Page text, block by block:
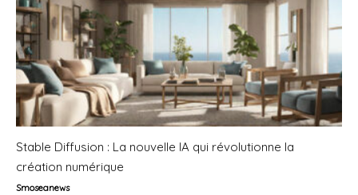
Stable Diffusion : La nouvelle IA qui révolutionne la
création numérique
Smoseanews